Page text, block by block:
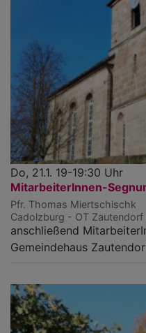
Do, 21.1. 19-19:30 Uhr
MitarbeiterInnen-
Pfr. Thomas Miertschischk
Cadolzburg - OT Zautendorf
anschließend
Gemeindehaus